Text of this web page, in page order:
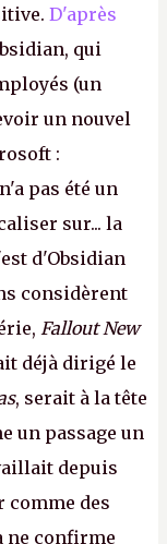
D'après
qui
(un
un nouvel
:
pas été un
sur... la
d'Obsidian
considèrent
Fallout New
déjà dirigé le
, serait à la tête
un passage un
depuis
comme des
ne confirme